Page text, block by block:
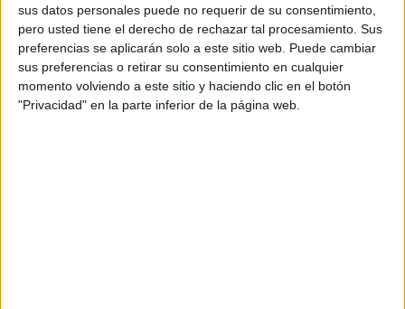
sus datos personales puede no requerir de su consentimiento,
pero usted tiene el derecho de rechazar tal procesamiento. Sus
preferencias se aplicarán solo a este sitio web. Puede cambiar
sus preferencias o retirar su consentimiento en cualquier
momento volviendo a este sitio y haciendo clic en el botón
"Privacidad" en la parte inferior de la página web.
Las dos pistas del Clara Campoamor han albergado las
dos finales en este jueves en el que se pudo comprobar la
gran pasión que hay por el futbol entre los mas jóvenes.
Los equipos que estaban ya eliminados veían a los lados